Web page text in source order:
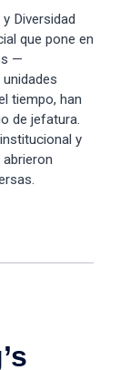
Diversidad
que pone en
—
tiempo, han
de jefatura.
y